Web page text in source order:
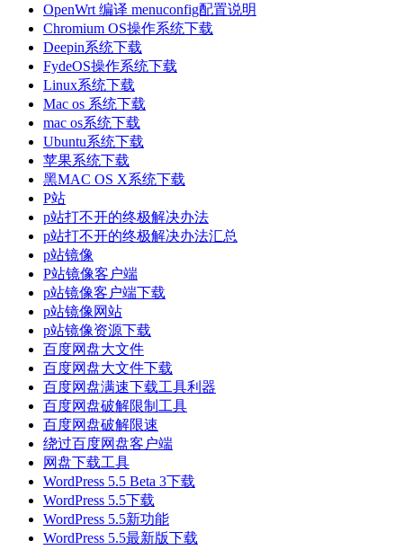
OpenWrt 编译 menuconfig配置说明
Chromium OS操作系统下载
Deepin系统下载
FydeOS操作系统下载
Linux系统下载
Mac os 系统下载
mac os系统下载
Ubuntu系统下载
苹果系统下载
黑MAC OS X系统下载
P站
p站打不开的终极解决办法
p站打不开的终极解决办法汇总
p站镜像
P站镜像客户端
p站镜像客户端下载
p站镜像网站
p站镜像资源下载
百度网盘大文件
百度网盘大文件下载
百度网盘满速下载工具利器
百度网盘破解限制工具
百度网盘破解限速
绕过百度网盘客户端
网盘下载工具
WordPress 5.5 Beta 3下载
WordPress 5.5下载
WordPress 5.5新功能
WordPress 5.5最新版下载